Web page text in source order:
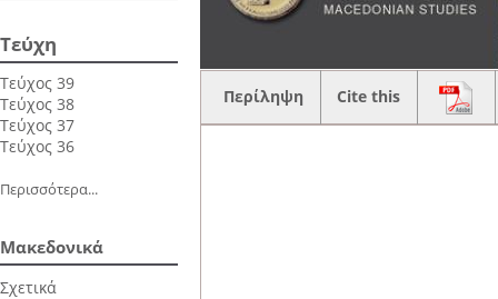
Τεύχη
Τεύχος 39
Τεύχος 38
Τεύχος 37
Τεύχος 36
Περισσότερα...
Μακεδονικά
Σχετικά
Περίληψη Cite this